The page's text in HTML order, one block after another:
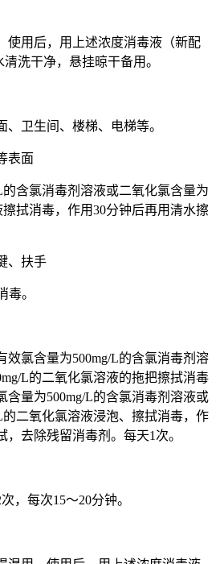
使用后，用上述浓度消毒液（新配
洗干净，悬挂晾干备用。
卫生间、楼梯、电梯等。
表面
的含氯消毒剂溶液或二氧化氯含量为
拭消毒，作用30分钟后再用清水擦
、扶手
毒。
效氯含量为500mg/L的含氯消毒剂溶
L的二氧化氯溶液的拖把擦拭消毒
含量为500mg/L的含氯消毒剂溶液或
的二氧化氯溶液浸泡、擦拭消毒，作
，去除残留消毒剂。每天1次。
，每次15～20分钟。